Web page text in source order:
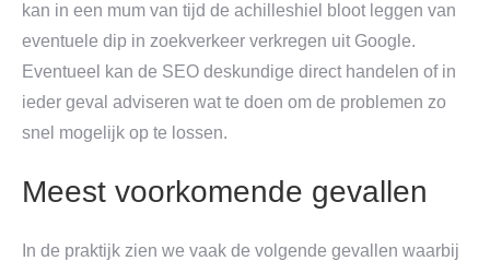
kan in een mum van tijd de achilleshiel bloot leggen van
eventuele dip in zoekverkeer verkregen uit Google.
Eventueel kan de SEO deskundige direct handelen of in
ieder geval adviseren wat te doen om de problemen zo
snel mogelijk op te lossen.
Meest voorkomende gevallen
In de praktijk zien we vaak de volgende gevallen waarbij